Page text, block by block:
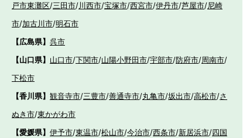
戸市東灘区/三田市/川西市/宝塚市/西宮市/伊丹市/芦屋市/尼崎
市/加古川市/明石市
【広島県】 呉市
【山口県】 山口市/下関市/山陽小野田市/宇部市/防府市/周南市/
下松市
【香川県】 観音寺市/三豊市/善通寺市/丸亀市/坂出市/高松市/さ
ぬき市/東かがわ市
【愛媛県】 伊予市/東温市/松山市/今治市/西条市/新居浜市/四国